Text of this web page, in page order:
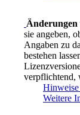
Änderungen
sie angeben,
Angaben zu
bestehen
verpflichtend,
Weitere